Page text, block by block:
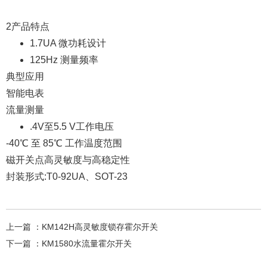
2产品特点
1.7UA 微功耗设计
125Hz 测量频率
典型应用
智能电表
流量测量
.4V至5.5 V工作电压
-40℃ 至 85℃ 工作温度范围
磁开关点高灵敏度与高稳定性
封装形式:T0-92UA、SOT-23
上一篇 ： KM142H高灵敏度锁存霍尔开关
下一篇 ： KM1580水流量霍尔开关